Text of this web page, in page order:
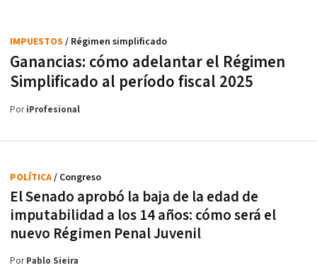
Ganancias: cómo adelantar el Régimen
Simplificado al período fiscal 2025
IMPUESTOS / Régimen simplificado
PoriProfesional
El Senado aprobó la baja de la edad de
imputabilidad a los 14 años: cómo será el
nuevo Régimen Penal Juvenil
POLÍTICA/ Congreso
PorPablo Sieira